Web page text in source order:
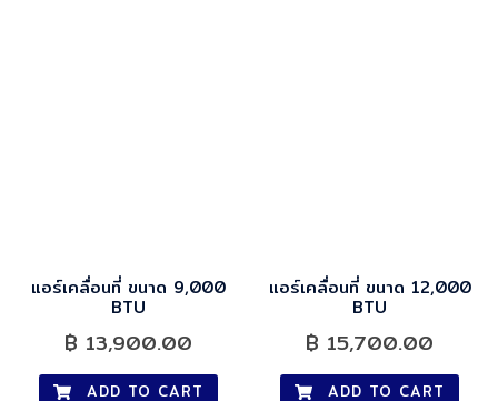
แอร์เคลื่อนที่ ขนาด 9,000
BTU
฿ 13,900.00
ADD TO CART
แอร์เคลื่อนที่ ขนาด 12,000
BTU
฿ 15,700.00
ADD TO CART